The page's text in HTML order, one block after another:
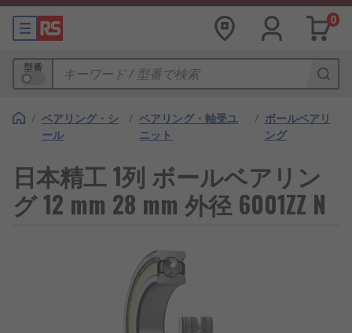
0
型番
/ ベアリング・シ
ール
/ ベアリング・軸受ユ
ニット
/ ボールベアリ
ング
日本精工 1列 ボールベアリン
グ 12 mm 28 mm 外径 6001ZZ N